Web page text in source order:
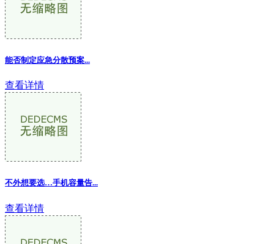
能否制定应急分散预案...
查看详情
不外想要选…手机容量告...
查看详情